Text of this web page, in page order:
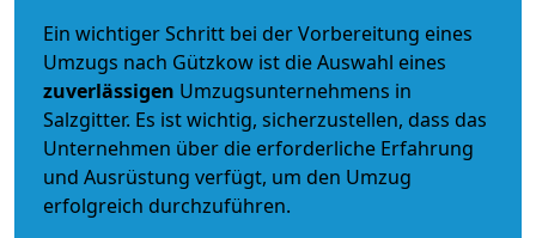
Ein wichtiger Schritt bei der Vorbereitung eines
Umzugs nach Gützkow ist die Auswahl eines
zuverlässigen Umzugsunternehmens in
Salzgitter. Es ist wichtig, sicherzustellen, dass das
Unternehmen über die erforderliche Erfahrung
und Ausrüstung verfügt, um den Umzug
erfolgreich durchzuführen.